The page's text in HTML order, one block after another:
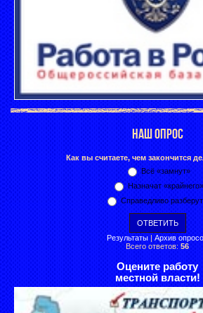
НАШ ОПРОС
Как вы считаете, чем закончится
Всё «замнут»
Назначат «крайнего»
Справедливо
Результаты | Архив
Всего ответов: 56
Оцените работу
местной власти!